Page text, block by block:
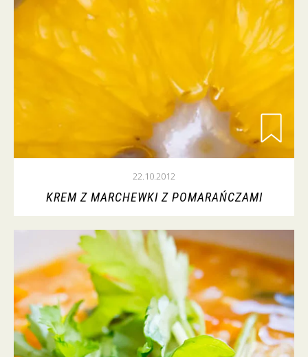
22.10.2012
KREM Z MARCHEWKI Z POMARAŃCZAMI